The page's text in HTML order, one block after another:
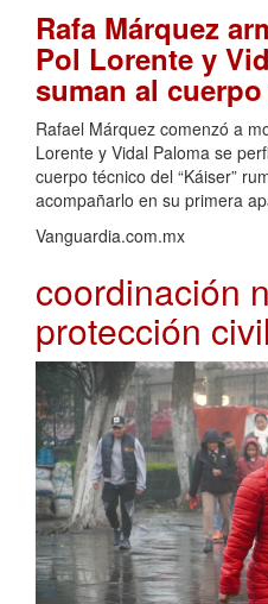
Rafa Márquez
Pol Lorente y
suman al
Rafael Márquez comenzó a
Lorente y Vidal Paloma se
cuerpo técnico del “Káiser”
acompañarlo en su primera
Vanguardia.com.mx
coordinación
protección civil